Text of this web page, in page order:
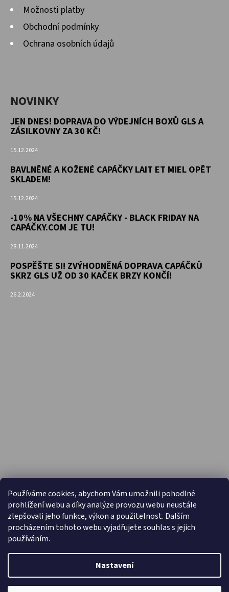
Používáme cookies, abychom Vám umožnili pohodlné
prohlížení webu a díky analýze provozu webu neustále
zlepšovali jeho funkce, výkon a použitelnost. Dalším
procházením tohoto webu vyjadřujete souhlas s jejich
používáním.
Nastavení
Možnosti platby
Obchodní podmínky
Ochrana osobních údajů
NOVINKY
JEN DNES! DOPRAVA DO VÝDEJNÍCH BOXŮ GLS A
ZÁSILKOVNY ZA 30 KČ!
15.12.2024
BAVLNĚNÉ A KOŽENÉ CAPÁČKY LAIT ET MIEL OPĚT
SKLADEM!
15.12.2024
-10% NA VŠECHNY CAPÁČKY - BLACK FRIDAY NA
CAPÁČKY.COM JE TU!
28.11.2024
POSPĚŠTE SI! ZVÝHODNĚNÁ DOPRAVA CAPÁČKŮ
SKRZ GLS UŽ OD 30 KAČEK BRZY KONČÍ!
26.2.2024
PŘIJÍMÁME ONLINE PLATBY
Vytvořil Shoptet
Copyright 2026Capáčky.com. Všechna práva vyhrazena.